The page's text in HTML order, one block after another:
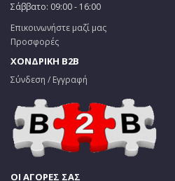
Σάββατο: 09:00 - 16:00
Επικοινωνήστε μαζί μας
Προσφορές
ΧΟΝΔΡΙΚΗ B2B
Σύνδεση / Εγγραφή
ΟΙ ΑΓΟΡΕΣ ΣΑΣ